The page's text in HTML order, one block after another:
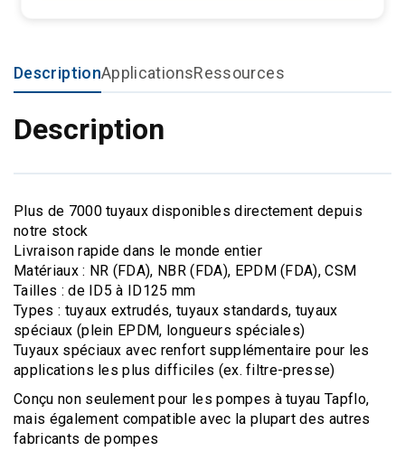
DescriptionApplicationsRessources
Description
Plus de 7000 tuyaux disponibles directement depuis
notre stock
Livraison rapide dans le monde entier
Matériaux : NR (FDA), NBR (FDA), EPDM (FDA), CSM
Tailles : de ID5 à ID125 mm
Types : tuyaux extrudés, tuyaux standards, tuyaux
spéciaux (plein EPDM, longueurs spéciales)
Tuyaux spéciaux avec renfort supplémentaire pour les
applications les plus difficiles (ex. filtre-presse)
Conçu non seulement pour les pompes à tuyau Tapflo,
mais également compatible avec la plupart des autres
fabricants de pompes